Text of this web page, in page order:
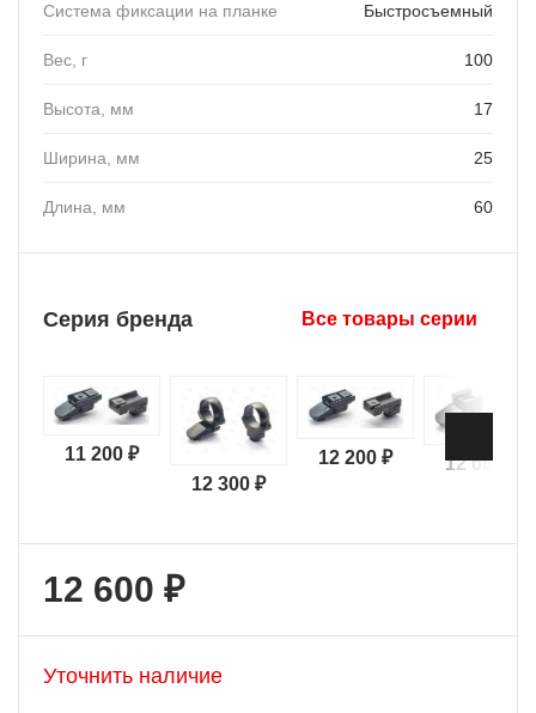
Система фиксации на планке Быстросъемный
Вес, г 100
Высота, мм 17
Ширина, мм 25
Длина, мм 60
Серия бренда Все товары серии
11 200 ₽
12 300 ₽
12 200 ₽ 12 600 ₽
12 600 ₽
Уточнить наличие